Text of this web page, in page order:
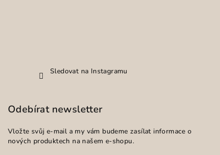
Sledovat na Instagramu
Odebírat newsletter
Vložte svůj e-mail a my vám budeme zasílat informace o
nových produktech na našem e-shopu.